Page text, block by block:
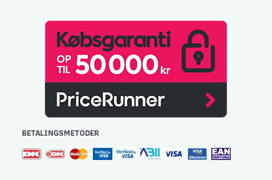
BETALINGSMETODER